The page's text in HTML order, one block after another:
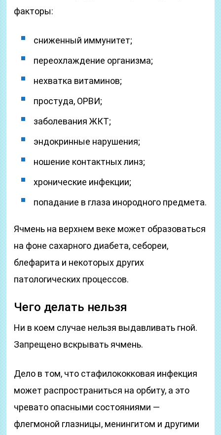
факторы:
сниженный иммунитет;
переохлаждение организма;
нехватка витаминов;
простуда, ОРВИ;
заболевания ЖКТ;
эндокринные нарушения;
ношение контактных линз;
хронические инфекции;
попадание в глаза инородного предмета.
Ячмень на верхнем веке может образоваться
на фоне сахарного диабета, себореи,
блефарита и некоторых других
патологических процессов.
Чего делать нельзя
Ни в коем случае нельзя выдавливать гной.
Запрещено вскрывать ячмень.
Дело в том, что стафилококковая инфекция
может распространиться на орбиту, а это
чревато опасными состояниями —
флегмоной глазницы, менингитом и другими